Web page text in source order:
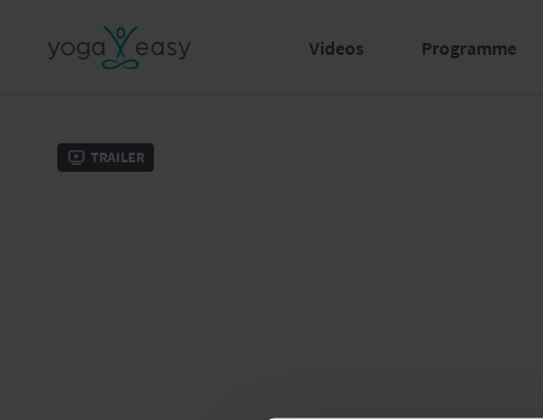
Videos Programme
Trailer